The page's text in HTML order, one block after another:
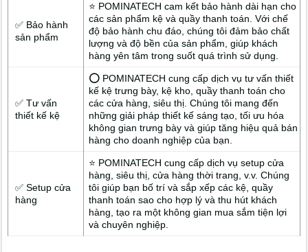
✅ Bảo hành
sản phẩm
⭐ POMINATECH cam kết bảo hành dài hạn cho
các sản phẩm kệ và quầy thanh toán. Với chế
độ bảo hành chu đáo, chúng tôi đảm bảo chất
lượng và độ bền của sản phẩm, giúp khách
hàng yên tâm trong suốt quá trình sử dụng.
✅ Tư vấn
thiết kế kệ
⭕ POMINATECH cung cấp dịch vụ tư vấn thiết
kế kệ trưng bày, kệ kho, quầy thanh toán cho
các cửa hàng, siêu thị. Chúng tôi mang đến
những giải pháp thiết kế sáng tạo, tối ưu hóa
không gian trưng bày và giúp tăng hiệu quả bán
hàng cho doanh nghiệp của bạn.
✅ Setup cửa
hàng
⭐ POMINATECH cung cấp dịch vụ setup cửa
hàng, siêu thị, cửa hàng thời trang, v.v. Chúng
tôi giúp bạn bố trí và sắp xếp các kệ, quầy
thanh toán sao cho hợp lý và thu hút khách
hàng, tạo ra một không gian mua sắm tiện lợi
và chuyên nghiệp.